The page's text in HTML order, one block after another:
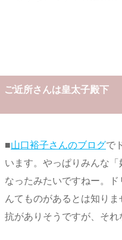
ご近所さんは皇太子殿下
■山口裕子さんのブログで
います。やっぱりみんな
なったみたいですねー。
んてものがあるとは知り
抗がありそうですが、それ